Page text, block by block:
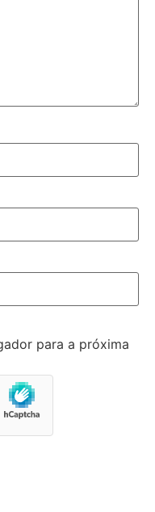
para a próxima